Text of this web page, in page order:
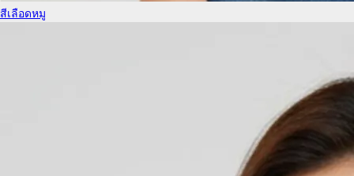
สีเลือดหมู